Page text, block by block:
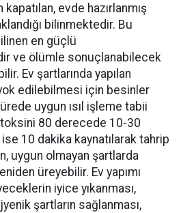
evde hazırlanmış
bilinmektedir. Bu
en güçlü
ve ölümle sonuçlanabilecek
Ev şartlarında yapılan
edilebilmesi için besinler
uygun ısıl işleme tabii
80 derecede 10-30
10 dakika kaynatılarak tahrip
uygun olmayan şartlarda
üreyebilir. Ev yapımı
iyice yıkanması,
şartların sağlanması,